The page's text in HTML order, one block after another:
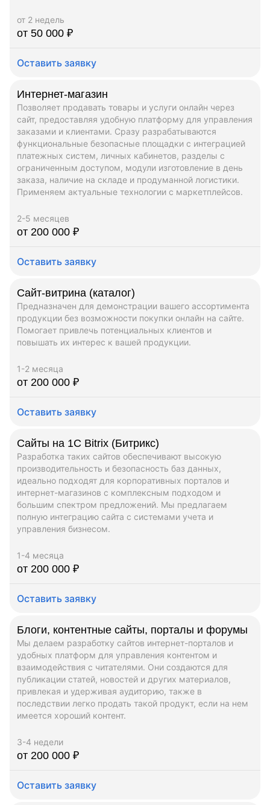
от 2 недель
от 50 000 ₽
Оставить заявку
Интернет-магазин
Позволяет продавать товары и услуги онлайн через
сайт, предоставляя удобную платформу для управления
заказами и клиентами. Сразу разрабатываются
функциональные безопасные площадки с интеграцией
платежных систем, личных кабинетов, разделы с
ограниченным доступом, модули изготовление в день
заказа, наличие на складе и продуманной логистики.
Применяем актуальные технологии с маркетплейсов.
2-5 месяцев
от 200 000 ₽
Оставить заявку
Сайт-витрина (каталог)
Предназначен для демонстрации вашего ассортимента
продукции без возможности покупки онлайн на сайте.
Помогает привлечь потенциальных клиентов и
повышать их интерес к вашей продукции.
1-2 месяца
от 200 000 ₽
Оставить заявку
Сайты на 1C Bitrix (Битрикс)
Разработка таких сайтов обеспечивают высокую
производительность и безопасность баз данных,
идеально подходят для корпоративных порталов и
интернет-магазинов с комплексным подходом и
большим спектром предложений. Мы предлагаем
полную интеграцию сайта с системами учета и
управления бизнесом.
1-4 месяца
от 200 000 ₽
Оставить заявку
Блоги, контентные сайты, порталы и форумы
Мы делаем разработку сайтов интернет-порталов и
удобных платформ для управления контентом и
взаимодействия с читателями. Они создаются для
публикации статей, новостей и других материалов,
привлекая и удерживая аудиторию, также в
последствии легко продать такой продукт, если на нем
имеется хороший контент.
3-4 недели
от 200 000 ₽
Оставить заявку